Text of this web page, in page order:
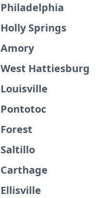
Philadelphia
Holly Springs
Amory
West Hattiesburg
Louisville
Pontotoc
Forest
Saltillo
Carthage
Ellisville